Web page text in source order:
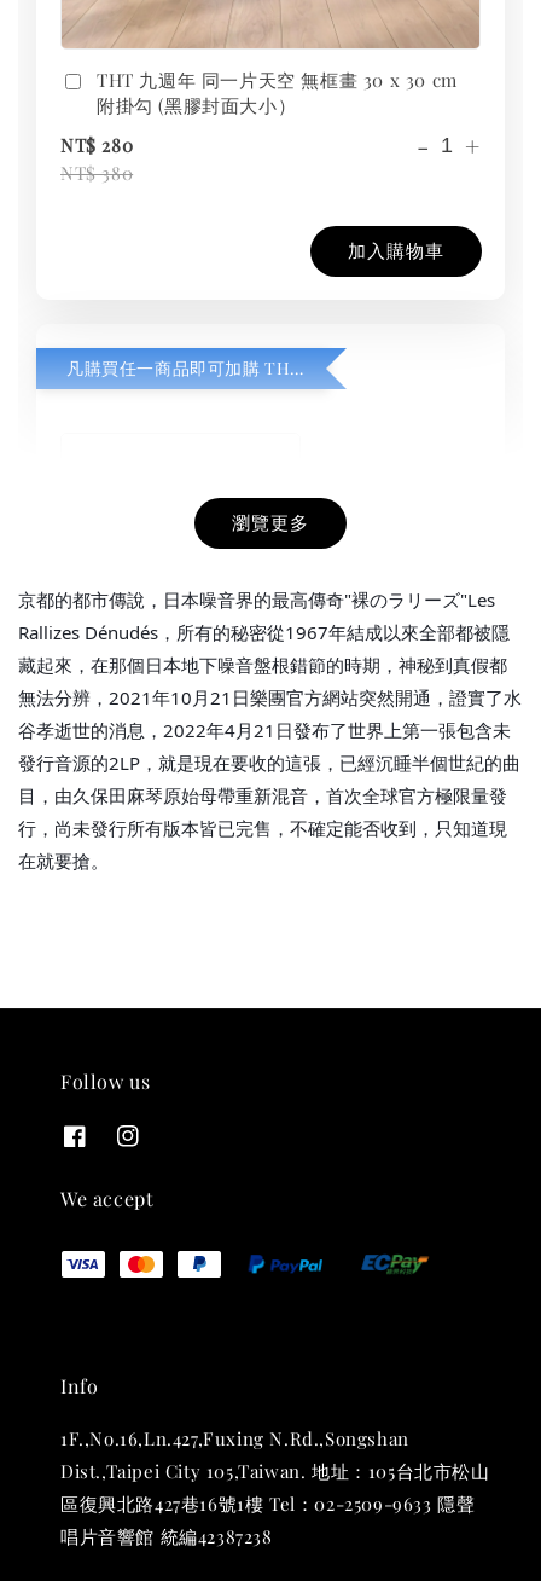
THT 九週年 同一片天空 無框畫 30 x 30 cm
附掛勾 (黑膠封面大小）
NT$ 280
NT$ 380
- +
加入購物車
凡購買任一商品即可加購 THT 九週年紀念 T-shirt
THT 九週年紀念 T-shirt
NT$ 780
NT$ 880
- +
凡購買任一商品即可加購 THT 九週年 唱片墊 (2入一組)
NT$ 580
瀏覽更多
京都的都市傳說，日本噪音界的最高傳奇"裸のラリーズ"Les
Rallizes Dénudés，所有的秘密從1967年結成以來全部都被隱
藏起來，在那個日本地下噪音盤根錯節的時期，神秘到真假都
無法分辨，2021年10月21日樂團官方網站突然開通，證實了水
谷孝逝世的消息，2022年4月21日發布了世界上第一張包含未
發行音源的2LP，就是現在要收的這張，已經沉睡半個世紀的曲
目，由久保田麻琴原始母帶重新混音，首次全球官方極限量發
行，尚未發行所有版本皆已完售，不確定能否收到，只知道現
在就要搶。
Follow us
We accept
Info
1F.,No.16,Ln.427,Fuxing N.Rd.,Songshan
Dist.,Taipei City 105,Taiwan. 地址：105台北市松山
區復興北路427巷16號1樓 Tel：02-2509-9633 隱聲
唱片音響館 統編42387238